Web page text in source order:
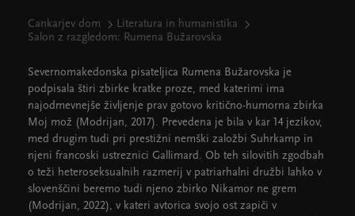
Cankarjev dom
Literatura in humanistika
Salon z razgledom: Rumena Bužarovska
Severnomakedonska pisateljica Rumena Bužarovska je
podpisala štiri zbirke kratke proze, med katerimi ima
najodmevnejše življenje prav gotovo kritično-humorna zbirka
Moj mož (Modrijan, 2017). Prevedena je bila v kar 14 jezikov,
med drugim tudi pri prestižni nemški založbi Suhrkamp in
njeni francoski ustreznici Gallimard. Ob teh silovitih zgodbah
o teži heteroseksualnih razmerij v patriarhalni družbi lahko v
slovenščini beremo tudi njeno zbirko Nikamor ne grem
(Modrijan, 2022), v kateri avtorica svojo ost zapiči v